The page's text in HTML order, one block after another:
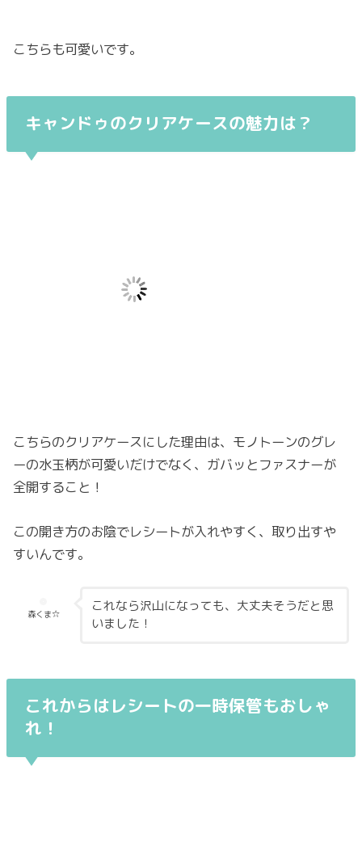
こちらも可愛いです。
キャンドゥのクリアケースの魅力は？
こちらのクリアケースにした理由は、モノトーンのグレ
ーの水玉柄が可愛いだけでなく、ガバッとファスナーが
全開すること！
この開き方のお陰でレシートが入れやすく、取り出すや
すいんです。
森くま☆
これなら沢山になっても、大丈夫そうだと思
いました！
これからはレシートの一時保管もおしゃ
れ！